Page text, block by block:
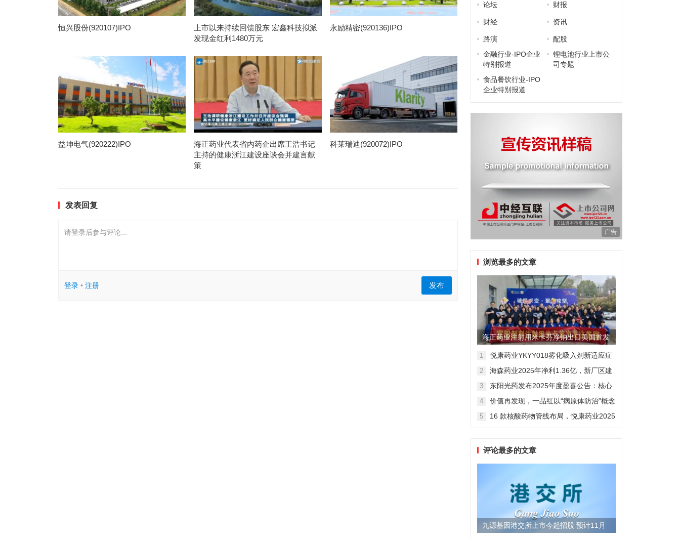
恒兴股份(920107)IPO
上市以来持续回馈股东 宏鑫科技拟派
发现金红利1480万元
永励精密(920136)IPO
益坤电气(920222)IPO
海正药业代表省内药企出席王浩书记
主持的健康浙江建设座谈会并建言献
策
科莱瑞迪(920072)IPO
发表回复
请登录后参与评论...
登录• 注册 发布
论坛 财报
财经 资讯
路演
配股
金融行业-IPO企业
特别报道
锂电池行业上市公
司专题
食品餐饮行业-IPO
企业特别报道
广告
浏览最多的文章
海正药业注射用米卡芬净钠出口美国首发
制剂全球化迈出关键一步
1
悦康药业YKYY018雾化吸入剂新适应症
感染防治
2
海森药业2025年净利1.36亿，新厂区建
3
东阳光药发布2025年度盈喜公告：核心
维度
4
价值再发现，一品红以“病原体防治”概念
5
16 款核酸药物管线布局，悦康药业2025
评论最多的文章
九源基因港交所上市今起招股 预计11月